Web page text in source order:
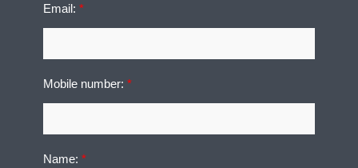
Email:*
Mobile number:*
Name:*